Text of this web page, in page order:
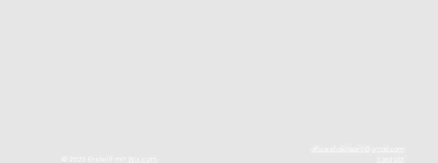
office.shaktispirit@gmail.com
Kontakt
© 2025 Erstellt mit Wix.com